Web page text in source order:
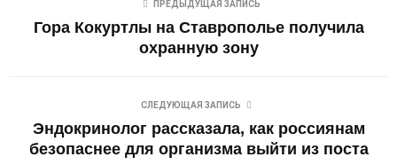
ПРЕДЫДУЩАЯ ЗАПИСЬ
Гора Кокуртлы на Ставрополье получила
охранную зону
СЛЕДУЮЩАЯ ЗАПИСЬ
Эндокринолог рассказала, как россиянам
безопаснее для организма выйти из поста